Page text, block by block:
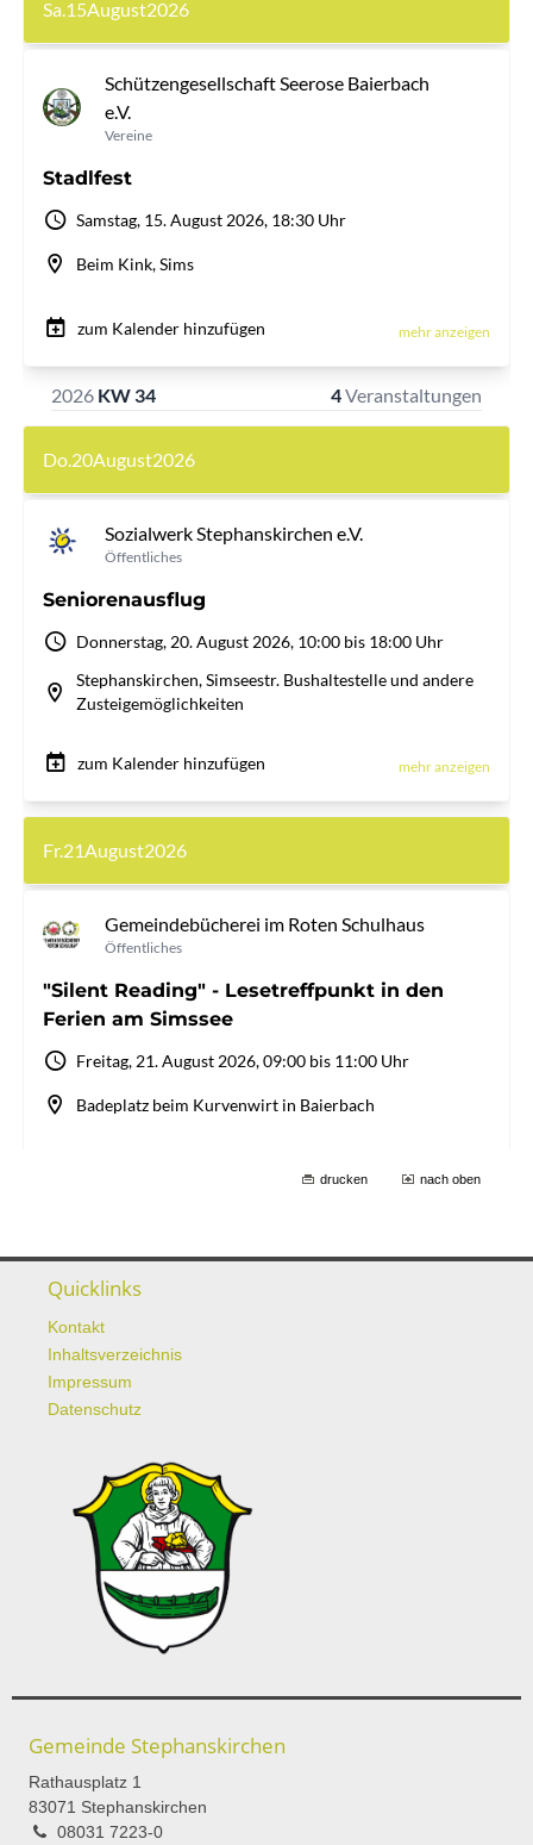
drucken nach oben
Quicklinks
Kontakt
Inhaltsverzeichnis
Impressum
Datenschutz
Gemeinde Stephanskirchen
Rathausplatz 1
83071 Stephanskirchen
08031 7223-0